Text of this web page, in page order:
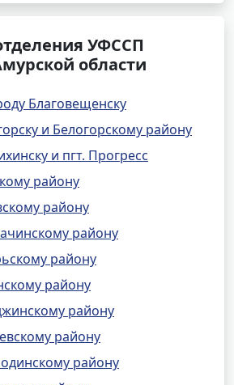
УФССП
области
Благовещенску
и Белогорскому району
и пгт. Прогресс
району
району
району
району
району
району
району
району